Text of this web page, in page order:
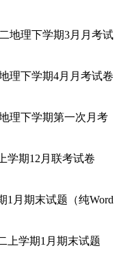
地理下学期3月月考试
理下学期4月月考试卷
理下学期第一次月考
期12月联考试卷
月期末试题（纯Word
学期1月期末试题